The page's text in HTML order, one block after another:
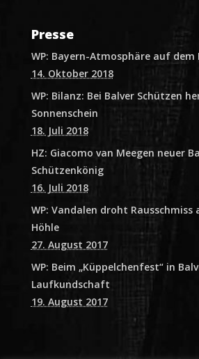
Presse
WP: Bayern-Atmosphäre auf
14. Oktober 2018
WP: Bilanz: Bei Balver Schützen
Sonnenschein
18. Juli 2018
HZ: Giacomo van Meegen neuer
Schützenkönig
16. Juli 2018
WP: Vandalen droht Rausschmiss
Höhle
27. August 2017
WP: Beim „Küppelchenfest“ in
Laufkundschaft
19. August 2017